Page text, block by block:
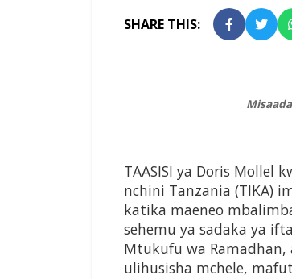
SHARE THIS:
TAASISI ya Doris Mollel
nchini Tanzania (TIKA)
katika maeneo
sehemu ya sadaka ya
Mtukufu wa Ramadhan,
ulihusisha mchele,